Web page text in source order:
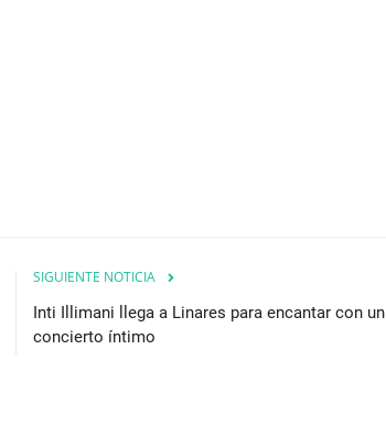
SIGUIENTE NOTICIA
Inti Illimani llega a Linares para encantar con un
concierto íntimo